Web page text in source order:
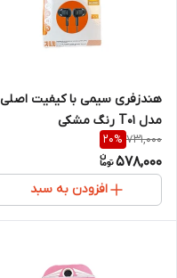
هندزفری سیمی با کیفیت اصلی
مدل T01 رنگ مشکی
731,000
20%
578,000
افزودن به سبد